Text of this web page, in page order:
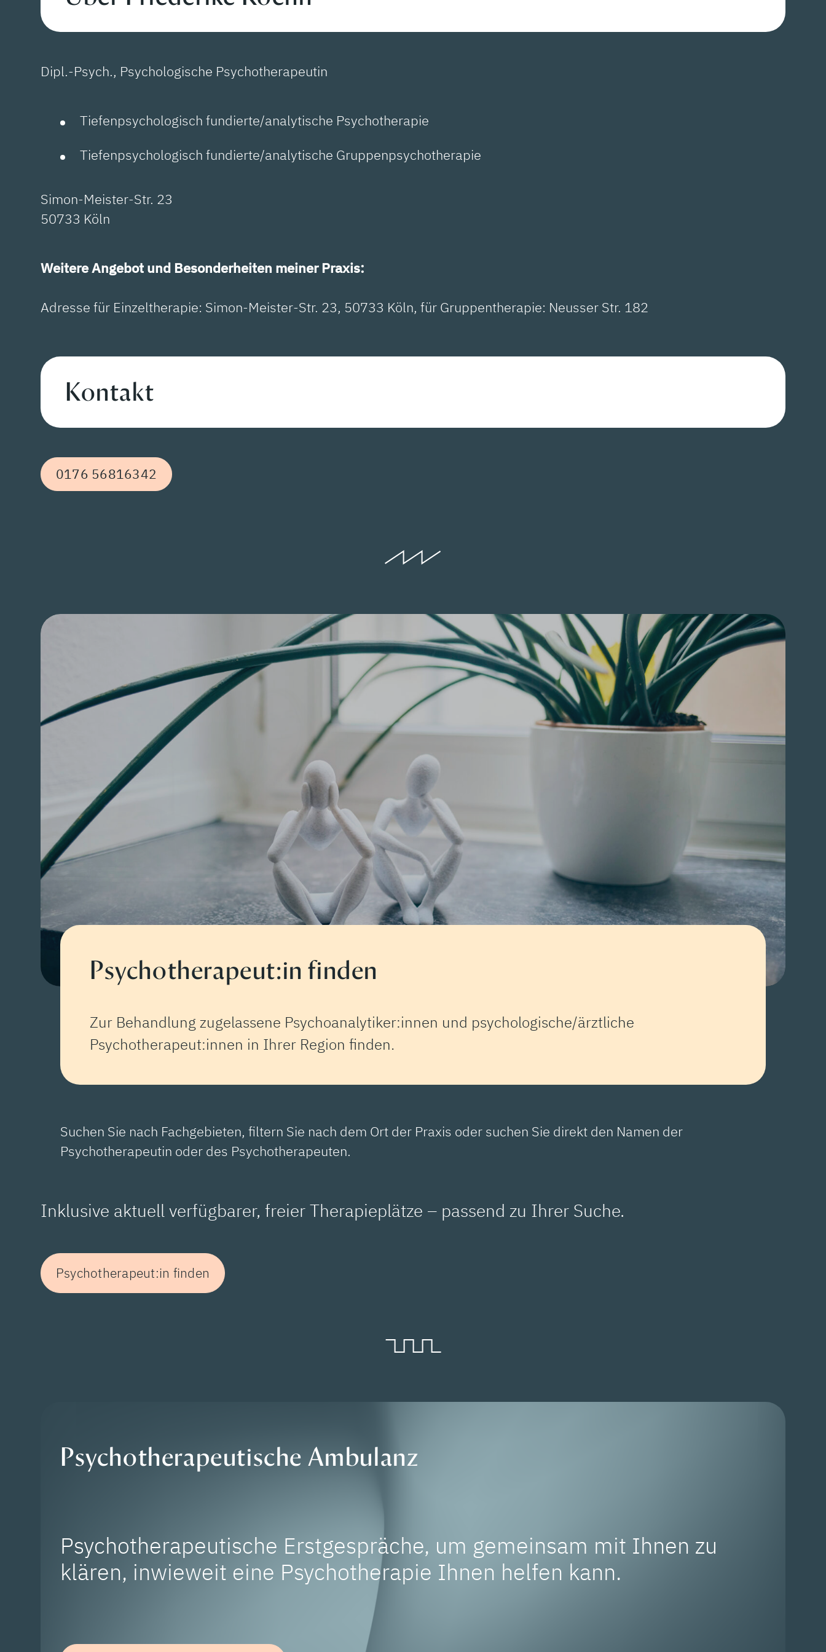
Dipl.-Psych., Psychologische Psychotherapeutin
Tiefenpsychologisch fundierte/analytische Psychotherapie
Tiefenpsychologisch fundierte/analytische Gruppenpsychotherapie
Simon-Meister-Str. 23
50733 Köln
Weitere Angebot und Besonderheiten meiner Praxis:
Adresse für Einzeltherapie: Simon-Meister-Str. 23, 50733 Köln, für Gruppentherapie: Neusser Str. 182
Kontakt
0176 56816342
Psychotherapeut:in finden
Zur Behandlung zugelassene Psychoanalytiker:innen und psychologische/ärztliche
Psychotherapeut:innen in Ihrer Region finden.
Suchen Sie nach Fachgebieten, filtern Sie nach dem Ort der Praxis oder suchen Sie direkt den Namen der
Psychotherapeutin oder des Psychotherapeuten.
Inklusive aktuell verfügbarer, freier Therapieplätze – passend zu Ihrer Suche.
Psychotherapeut:in finden
Psychotherapeutische Ambulanz
Psychotherapeutische Erstgespräche, um gemeinsam mit Ihnen zu
klären, inwieweit eine Psychotherapie Ihnen helfen kann.